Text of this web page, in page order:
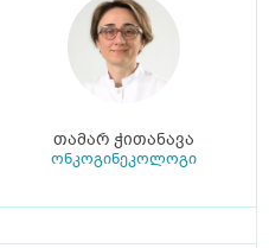
თამარ ჭითანავა
ონკოგინეკოლოგი